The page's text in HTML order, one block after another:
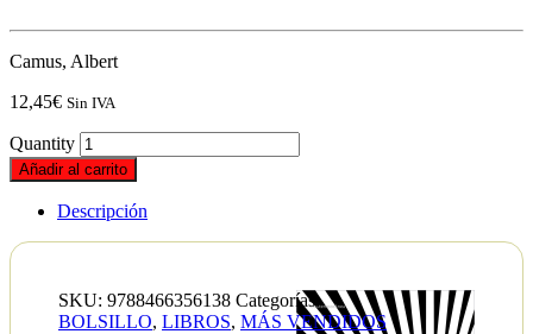
Camus, Albert
12,45€ Sin IVA
Quantity
Añadir al carrito
Descripción
SKU: 9788466356138 Categorías:
BOLSILLO, LIBROS, MÁS VENDIDOS